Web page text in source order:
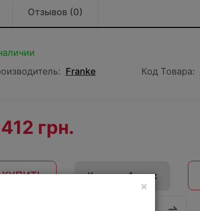
Отзывов (0)
×
Franke Код Товара:
грн.
КУПИТЬ Купить в 1 клик